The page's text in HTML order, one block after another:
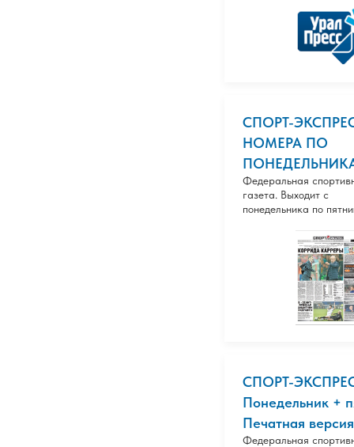
СПОРТ-
НОМЕРА ПО
Федеральная
газета. Выходит с
понедельника по
СПОРТ-
Понедельник +
Печатная версия
Федеральная